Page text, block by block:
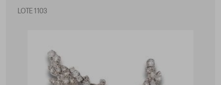
LOTE 1103